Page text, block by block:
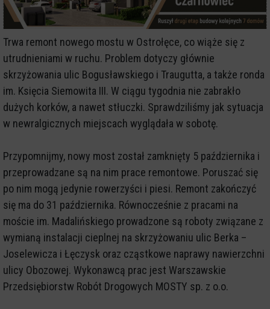
Trwa remont nowego mostu w Ostrołęce, co wiąże się z
utrudnieniami w ruchu. Problem dotyczy głównie
skrzyżowania ulic Bogusławskiego i Traugutta, a także ronda
im. Księcia Siemowita III. W ciągu tygodnia nie zabrakło
dużych korków, a nawet stłuczki. Sprawdziliśmy jak sytuacja
w newralgicznych miejscach wyglądała w sobotę.
Przypomnijmy, nowy most został zamknięty 5 października i
przeprowadzane są na nim prace remontowe. Poruszać się
po nim mogą jedynie rowerzyści i piesi. Remont zakończyć
się ma do 31 października. Równocześnie z pracami na
moście im. Madalińskiego prowadzone są roboty związane z
wymianą instalacji cieplnej na skrzyżowaniu ulic Berka –
Joselewicza i Łęczysk oraz cząstkowe naprawy nawierzchni
ulicy Obozowej. Wykonawcą prac jest Warszawskie
Przedsiębiorstw Robót Drogowych MOSTY sp. z o.o.